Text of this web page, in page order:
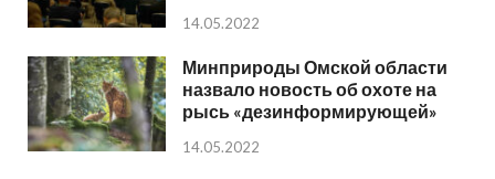
14.05.2022
Минприроды Омской области
назвало новость об охоте на
рысь «дезинформирующей»
14.05.2022